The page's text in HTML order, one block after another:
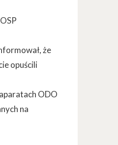
że
opuścili
ODO
na